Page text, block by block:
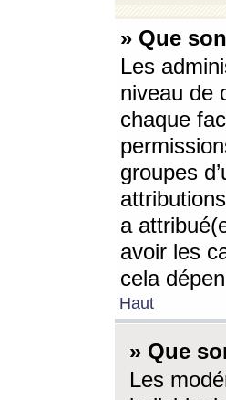
» Que
Les
niveau de
chaque
groupes
a
avoir les
cela
Haut
» Que
Les